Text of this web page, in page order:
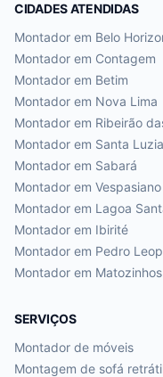
CIDADES ATENDIDAS
Montador em Belo
Montador em Contagem
Montador em Betim
Montador em Nova Lima
Montador em Ribeirão
Montador em Santa Luzia
Montador em Sabará
Montador em Vespasiano
Montador em Lagoa
Montador em Ibirité
Montador em Pedro
Montador em Matozinhos
SERVIÇOS
Montador de móveis
Montagem de sofá